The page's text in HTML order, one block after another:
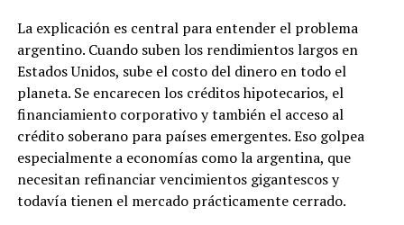
La explicación es central para entender el problema
argentino. Cuando suben los rendimientos largos en
Estados Unidos, sube el costo del dinero en todo el
planeta. Se encarecen los créditos hipotecarios, el
financiamiento corporativo y también el acceso al
crédito soberano para países emergentes. Eso golpea
especialmente a economías como la argentina, que
necesitan refinanciar vencimientos gigantescos y
todavía tienen el mercado prácticamente cerrado.